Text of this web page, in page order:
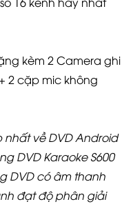
kèm 2 Camera ghi
2 cặp mic không
về DVD Android
DVD Karaoke S600
DVD có âm thanh
đạt độ phân giải